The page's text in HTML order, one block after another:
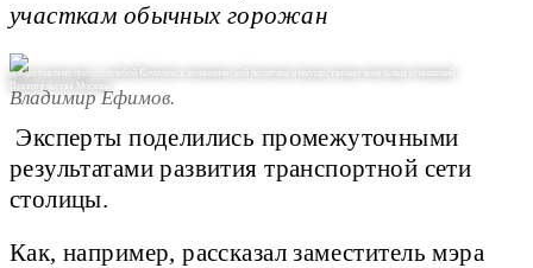
участкам обычных горожан
предоставлено пресс-службой Комплекса экономической политики и имущественно-земельных отношений
Правительства Москвы
Владимир Ефимов.
Эксперты поделились промежуточными
результатами развития транспортной сети
столицы.
Как, например, рассказал заместитель мэра